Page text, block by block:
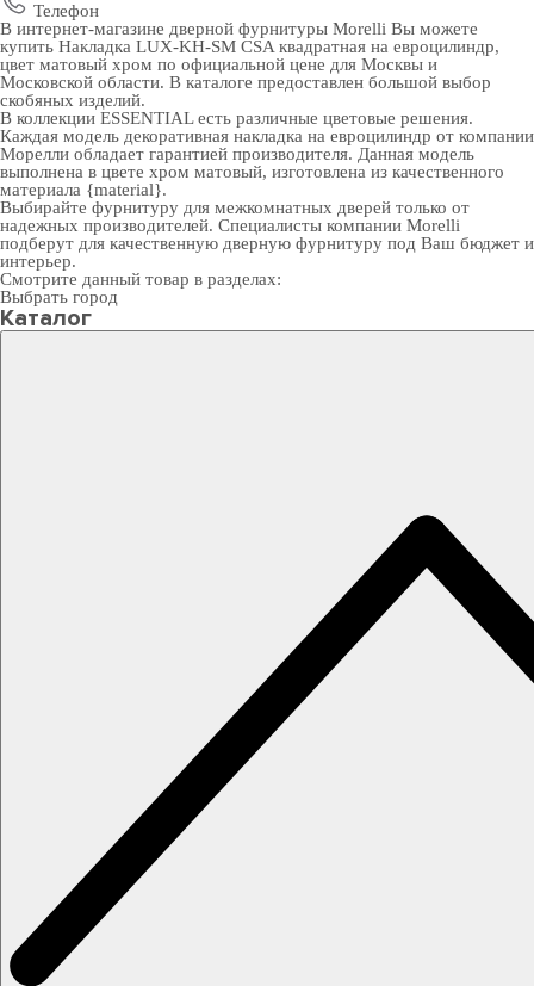
Телефон
В интернет-магазине дверной фурнитуры Morelli Вы можете
купить Накладка LUX-KH-SM CSA квадратная на евроцилиндр,
цвет матовый хром по официальной цене для Москвы и
Московской области. В каталоге предоставлен большой выбор
скобяных изделий.
В коллекции ESSENTIAL есть различные цветовые решения.
Каждая модель декоративная накладка на евроцилиндр от компании
Морелли обладает гарантией производителя. Данная модель
выполнена в цвете хром матовый, изготовлена из качественного
материала {material}.
Выбирайте фурнитуру для межкомнатных дверей только от
надежных производителей. Специалисты компании Morelli
подберут для качественную дверную фурнитуру под Ваш бюджет и
интерьер.
Смотрите данный товар в разделах:
Выбрать город
Каталог